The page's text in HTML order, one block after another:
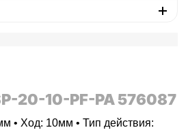
20-10-PF-PA 576087
• Ход: 10мм • Тип действия: